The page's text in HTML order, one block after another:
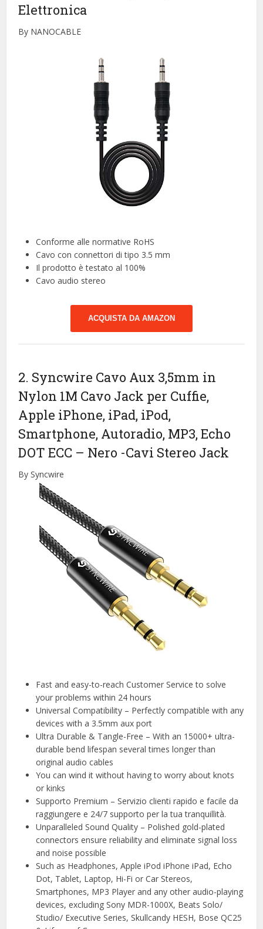
Elettronica
By NANOCABLE
Conforme alle normative RoHS
Cavo con connettori di tipo 3.5 mm
Il prodotto è testato al 100%
Cavo audio stereo
ACQUISTA DA AMAZON
2. Syncwire Cavo Aux 3,5mm in
Nylon 1M Cavo Jack per Cuffie,
Apple iPhone, iPad, iPod,
Smartphone, Autoradio, MP3, Echo
DOT ECC – Nero -Cavi Stereo Jack
By Syncwire
Fast and easy-to-reach Customer Service to solve
your problems within 24 hours
Universal Compatibility – Perfectly compatible with any
devices with a 3.5mm aux port
Ultra Durable & Tangle-Free – With an 15000+ ultra-
durable bend lifespan several times longer than
original audio cables
You can wind it without having to worry about knots
or kinks
Supporto Premium – Servizio clienti rapido e facile da
raggiungere e 24/7 supporto per la tua tranquillità.
Unparalleled Sound Quality – Polished gold-plated
connectors ensure reliability and eliminate signal loss
and noise possible
Such as Headphones, Apple iPod iPhone iPad, Echo
Dot, Tablet, Laptop, Hi-Fi or Car Stereos,
Smartphones, MP3 Player and any other audio-playing
devices, excluding Sony MDR-1000X, Beats Solo/
Studio/ Executive Series, Skullcandy HESH, Bose QC25